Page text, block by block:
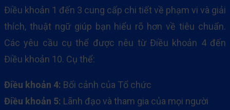
Điều khoản 1 đến 3 cung cấp chi tiết về phạm vi và giải
thích, thuật ngữ giúp bạn hiểu rõ hơn về tiêu chuẩn.
Các yêu cầu cụ thể được nêu từ Điều khoản 4 đến
Điều khoản 10. Cụ thể:
Điều khoản 4: Bối cảnh của Tổ chức
Điều khoản 5: Lãnh đạo và tham gia của mọi người